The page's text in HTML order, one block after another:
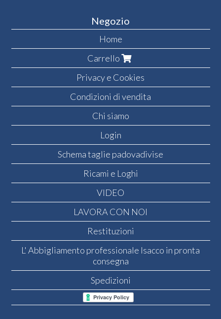
Negozio
Home
Carrello
Privacy e Cookies
Condizioni di vendita
Chi siamo
Login
Schema taglie padovadivise
Ricami e Loghi
VIDEO
LAVORA CON NOI
Restituzioni
L' Abbigliamento professionale Isacco in pronta
consegna
Spedizioni